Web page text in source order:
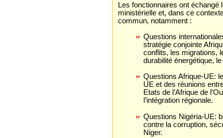
Les fonctionnaires ont échangé
ministérielle et, dans ce
commun, notamment :
Questions
stratégie conjointe
conflits, les migrations,
durabilité énergétique,
Questions Afrique-UE:
UE et des réunions
Etats de l’Afrique de
l’intégration régionale.
Questions Nigéria-UE:
contre la corruption,
Niger.